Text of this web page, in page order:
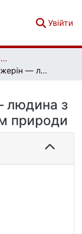
Увійти
Наукові публікації | Scientific publications
Віталій Межжерін — людина з цілісним розумінням природи
людина з
природи